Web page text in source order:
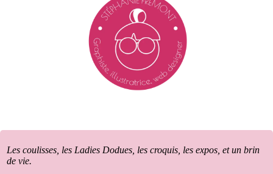
Les coulisses, les Ladies Dodues, les croquis, les expos, et un brin
de vie.